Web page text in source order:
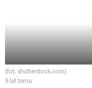
(fot. shutterstock.com)
9 lat temu